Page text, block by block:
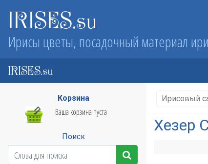
IRISES.su
Ирисы цветы, посадочный материал
IRISES.su
Корзина
Ваша корзина пуста
Поиск
Ирисовый
Хезер